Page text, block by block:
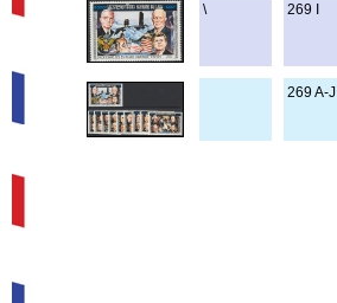
\ 269 I
269 A-J